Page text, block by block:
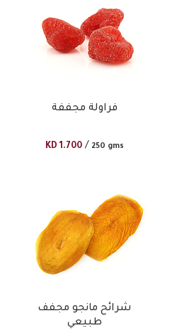
فراولة مجففة
KD 1.700 / 250 gms
شرائح مانجو مجفف
طبيعي